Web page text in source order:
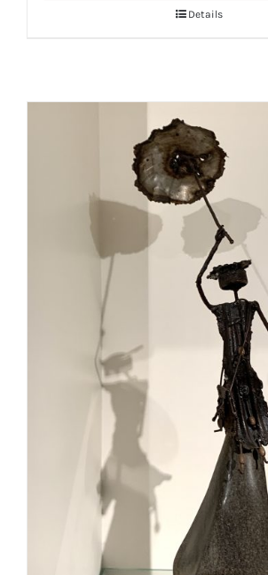
Details